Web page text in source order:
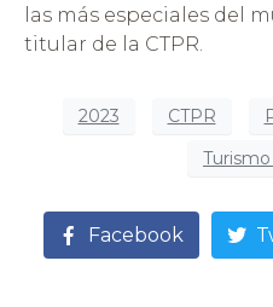
las más especiales del
titular de la CTPR.
2023 CTPR
Facebook